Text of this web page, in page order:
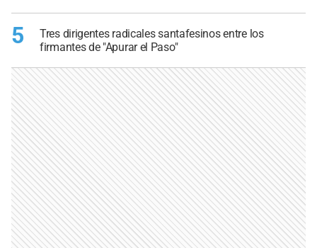
5
Tres dirigentes radicales santafesinos entre los
firmantes de "Apurar el Paso"